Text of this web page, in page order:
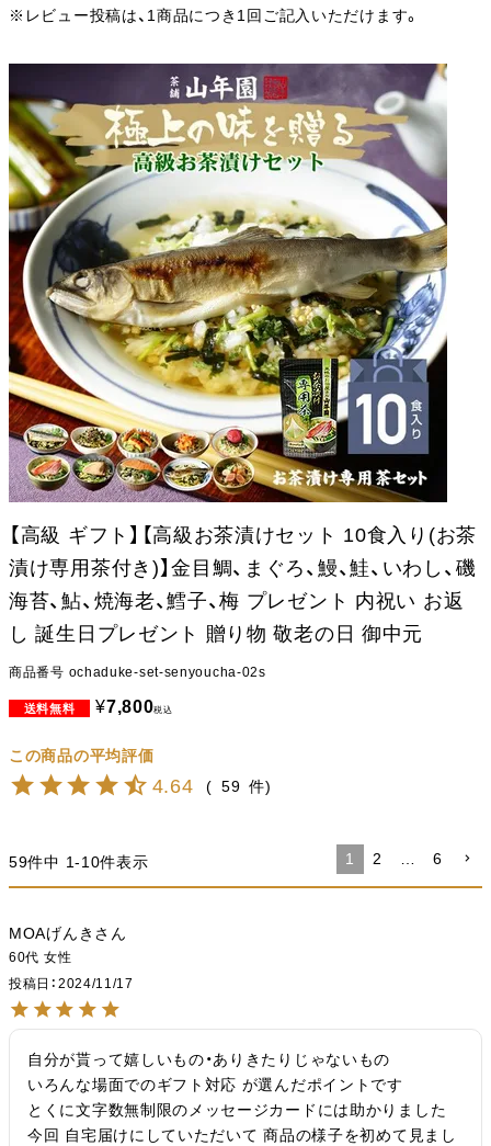
※レビュー投稿は、1商品につき1回ご記入いただけます。
【高級 ギフト】【高級お茶漬けセット 10食入り(お茶
漬け専用茶付き)】金目鯛、まぐろ、鰻、鮭、いわし、磯
海苔、鮎、焼海老、鱈子、梅 プレゼント 内祝い お返
し 誕生日プレゼント 贈り物 敬老の日 御中元
商品番号 ochaduke-set-senyoucha-02s
¥7,800税込
4.64 59
59件中 1-10件表示 1 2 … 6
MOAげんき
60代 女性
投稿日
2024/11/17
自分が貰って嬉しいもの・ありきたりじゃないもの
いろんな場面でのギフト対応 が選んだポイントです
とくに文字数無制限のメッセージカードには助かりました
今回 自宅届けにしていただいて 商品の様子を初めて見まし